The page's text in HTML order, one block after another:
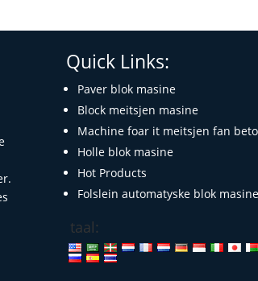
Quick Links:
Paver blok masine
Block meitsjen masine
Machine foar it meitsjen fan
Holle blok masine
Hot Products
Folslein automatyske blok masine
taal: